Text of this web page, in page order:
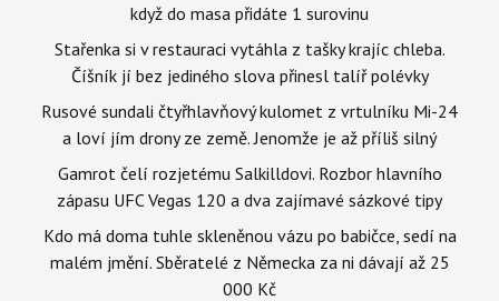
když do masa přidáte 1 surovinu
Stařenka si v restauraci vytáhla z tašky krajíc chleba.
Číšník jí bez jediného slova přinesl talíř polévky
Rusové sundali čtyřhlavňový kulomet z vrtulníku Mi-24
a loví jím drony ze země. Jenomže je až příliš silný
Gamrot čelí rozjetému Salkilldovi. Rozbor hlavního
zápasu UFC Vegas 120 a dva zajímavé sázkové tipy
Kdo má doma tuhle skleněnou vázu po babičce, sedí na
malém jmění. Sběratelé z Německa za ni dávají až 25
000 Kč